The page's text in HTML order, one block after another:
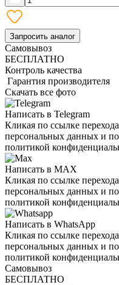
Запросить аналог
Самовывоз
БЕСПЛАТНО
Контроль качества
Гарантия производителя
Скачать все фото
Написать в Telegram
Кликая по ссылке
персональных данных и
политикой
Написать в MAX
Кликая по ссылке
персональных данных и
политикой
Написать в WhatsApp
Кликая по ссылке
персональных данных и
политикой
Самовывоз
БЕСПЛАТНО